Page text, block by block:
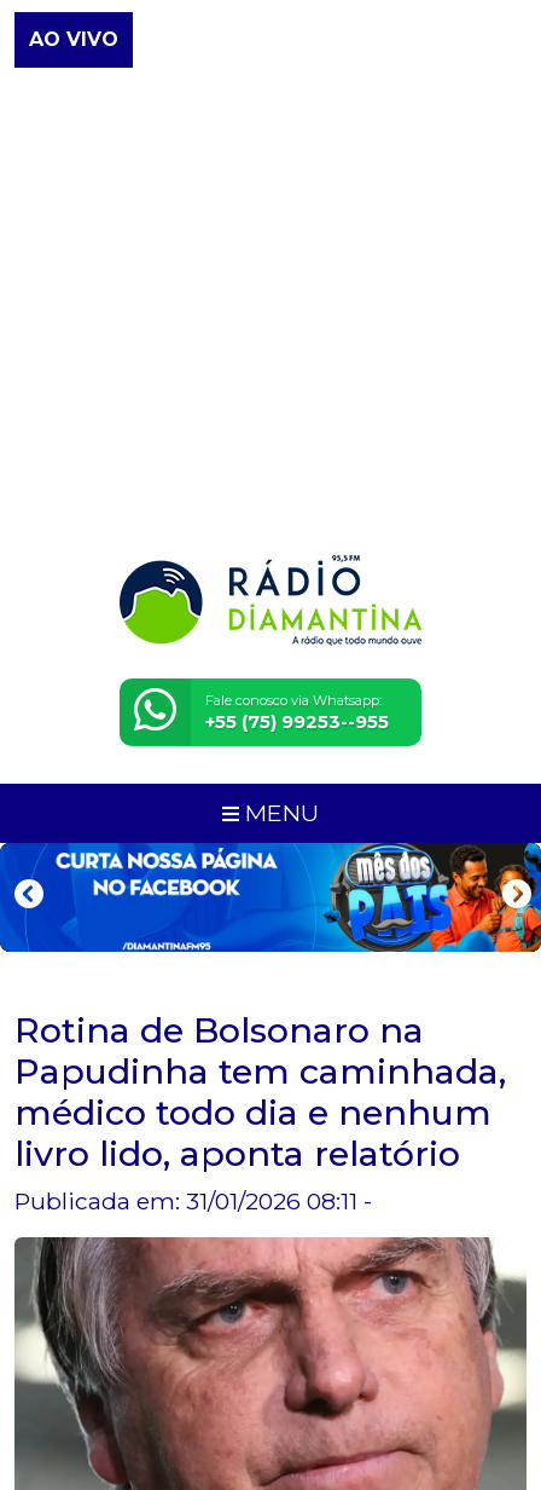
AO VIVO
Fale conosco via Whatsapp:
+55 (75) 99253--955
MENU
Rotina de Bolsonaro na
Papudinha tem caminhada,
médico todo dia e nenhum
livro lido, aponta relatório
Publicada em: 31/01/2026 08:11 -